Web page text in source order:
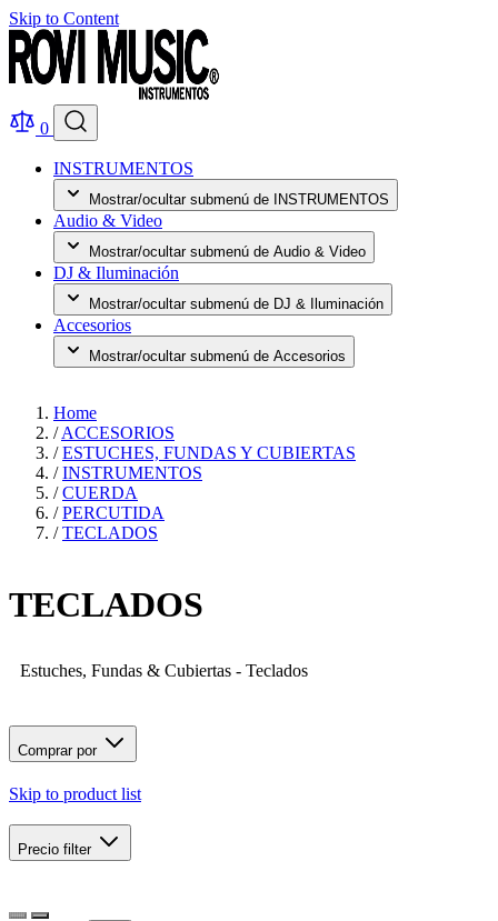
Skip to Content
0
INSTRUMENTOS
Mostrar/ocultar submenú de INSTRUMENTOS
Audio & Video
Mostrar/ocultar submenú de Audio & Video
DJ & Iluminación
Mostrar/ocultar submenú de DJ & Iluminación
Accesorios
Mostrar/ocultar submenú de Accesorios
Home
/ ACCESORIOS
/ ESTUCHES, FUNDAS Y CUBIERTAS
/ INSTRUMENTOS
/ CUERDA
/ PERCUTIDA
/ TECLADOS
TECLADOS
Estuches, Fundas & Cubiertas - Teclados
Comprar por
Skip to product list
Precio filter